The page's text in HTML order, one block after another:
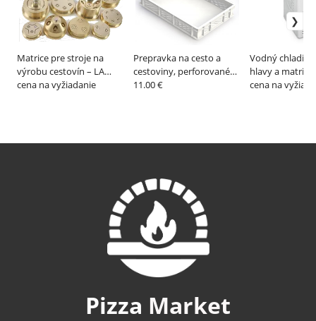
Matrice pre stroje na
výrobu cestovín – LA
MONFERRINA
cena na vyžiadanie
Prepravka na cesto a
cestoviny, perforované
bočné steny,
11.00 €
Vodný chladič
hlavy a matrice
MONFERRINA
cena na
Pizza Market